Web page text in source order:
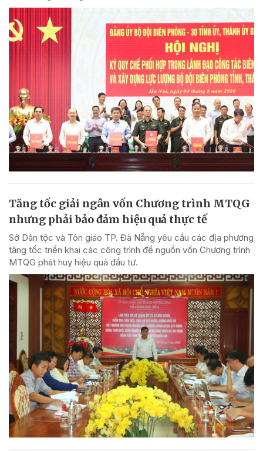
Tăng tốc giải ngân vốn Chương trình MTQG
nhưng phải bảo đảm hiệu quả thực tế
Sở Dân tộc và Tôn giáo TP. Đà Nẵng yêu cầu các địa phương
tăng tốc triển khai các công trình để nguồn vốn Chương trình
MTQG phát huy hiệu quả đầu tư.